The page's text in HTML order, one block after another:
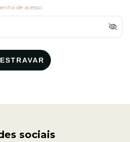
de acesso
sociais